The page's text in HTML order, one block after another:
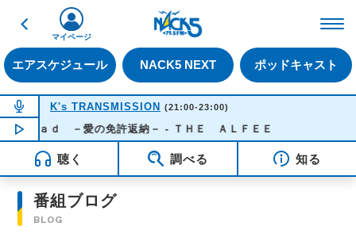
戻る
エアスケジュール NACK5 NEXT ポッドキャスト
マイページ
NOW ON AIR
K's TRANSMISSION (21:00-23:00)
NOW PLAYING21:30
ｏａｄ －愛の免許返納－ - ＴＨＥ ＡＬＦＥＥ
聴く 調べる 知る
番組ブログ
BLOG